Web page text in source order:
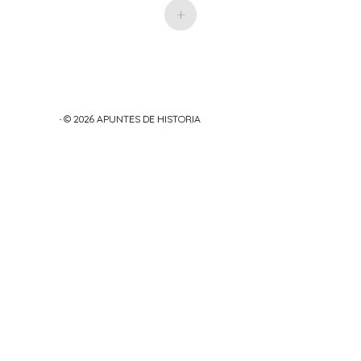
+
· © 2026 APUNTES DE HISTORIA